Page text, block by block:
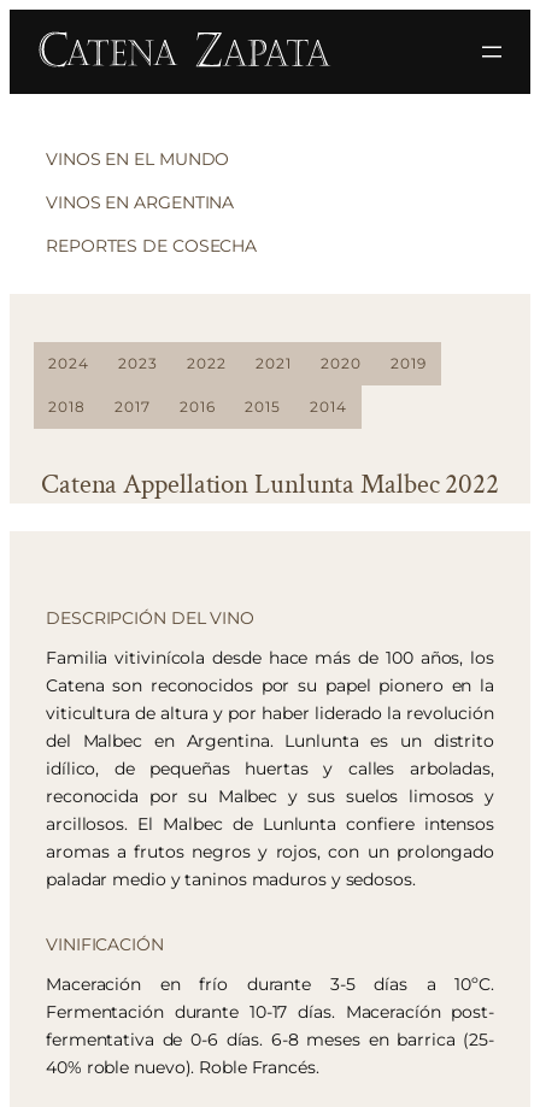
VINOS EN EL MUNDO
VINOS EN ARGENTINA
REPORTES DE COSECHA
2024 2023 2022 2021 2020 2019
2018 2017 2016 2015 2014
Catena Appellation Lunlunta Malbec 2022
DESCRIPCIÓN DEL VINO
Familia vitivinícola desde hace más de 100 años, los
Catena son reconocidos por su papel pionero en la
viticultura de altura y por haber liderado la revolución
del Malbec en Argentina. Lunlunta es un distrito
idílico, de pequeñas huertas y calles arboladas,
reconocida por su Malbec y sus suelos limosos y
arcillosos. El Malbec de Lunlunta confiere intensos
aromas a frutos negros y rojos, con un prolongado
paladar medio y taninos maduros y sedosos.
VINIFICACIÓN
Maceración en frío durante 3-5 días a 10ºC.
Fermentación durante 10-17 días. Maceracíón post-
fermentativa de 0-6 días. 6-8 meses en barrica (25-
40% roble nuevo). Roble Francés.